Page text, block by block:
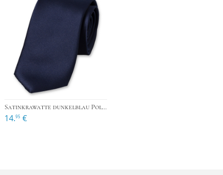
Satinkrawatte dunkelblau Polyester
14.95 €